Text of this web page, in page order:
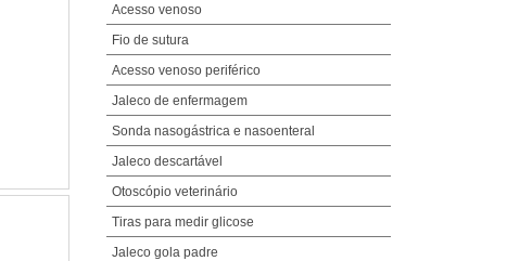
Acesso venoso
Fio de sutura
Acesso venoso periférico
Jaleco de enfermagem
Sonda nasogástrica e nasoenteral
Jaleco descartável
Otoscópio veterinário
Tiras para medir glicose
Jaleco gola padre